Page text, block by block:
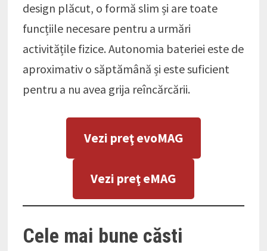
design plăcut, o formă slim și are toate
funcțiile necesare pentru a urmări
activitățile fizice. Autonomia bateriei este de
aproximativ o săptămână și este suficient
pentru a nu avea grija reîncărcării.
Vezi preţ evoMAG
Vezi preţ eMAG
Cele mai bune căsti